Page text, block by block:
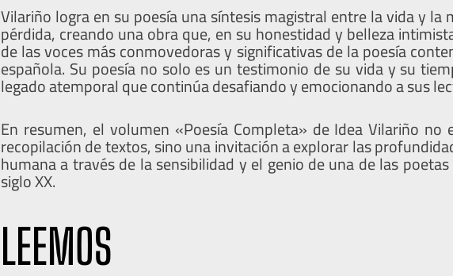
Vilariño logra en su poesía una síntesis magistral entre la vida y la
pérdida, creando una obra que, en su honestidad y belleza
de las voces más conmovedoras y significativas de la poesía
española. Su poesía no solo es un testimonio de su vida y su
legado atemporal que continúa desafiando y emocionando a sus
En resumen, el volumen «Poesía Completa» de Idea Vilariño no
recopilación de textos, sino una invitación a explorar las
humana a través de la sensibilidad y el genio de una de las
siglo XX.
LEEMOS